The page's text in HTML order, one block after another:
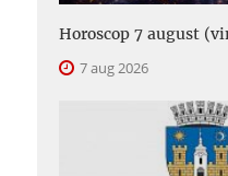
Horoscop 7 august
7 aug 2026